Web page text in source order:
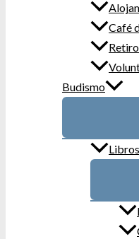
Café
Budismo
Libros